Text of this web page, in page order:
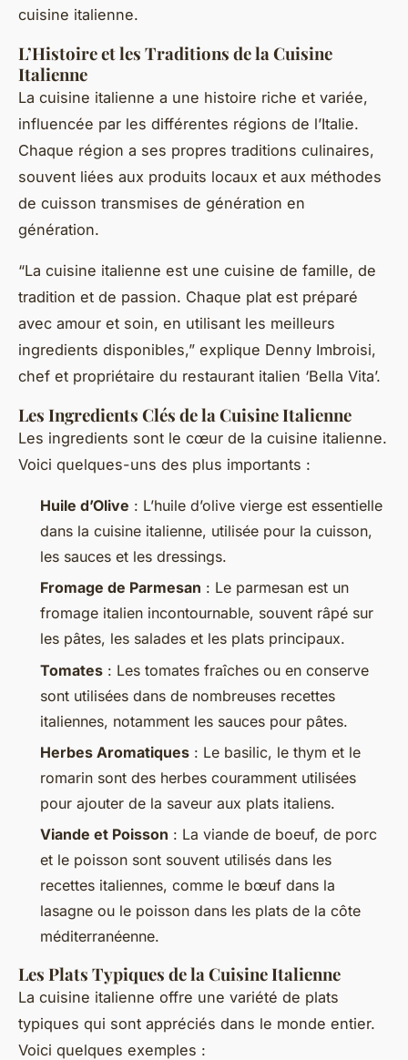
cuisine italienne.
L’Histoire et les Traditions de la Cuisine
Italienne
La cuisine italienne a une histoire riche et variée,
influencée par les différentes régions de l’Italie.
Chaque région a ses propres traditions culinaires,
souvent liées aux produits locaux et aux méthodes
de cuisson transmises de génération en
génération.
“La cuisine italienne est une cuisine de famille, de
tradition et de passion. Chaque plat est préparé
avec amour et soin, en utilisant les meilleurs
ingredients disponibles,” explique Denny Imbroisi,
chef et propriétaire du restaurant italien ‘Bella Vita’.
Les Ingredients Clés de la Cuisine Italienne
Les ingredients sont le cœur de la cuisine italienne.
Voici quelques-uns des plus importants :
Huile d’Olive : L’huile d’olive vierge est essentielle
dans la cuisine italienne, utilisée pour la cuisson,
les sauces et les dressings.
Fromage de Parmesan : Le parmesan est un
fromage italien incontournable, souvent râpé sur
les pâtes, les salades et les plats principaux.
Tomates : Les tomates fraîches ou en conserve
sont utilisées dans de nombreuses recettes
italiennes, notamment les sauces pour pâtes.
Herbes Aromatiques : Le basilic, le thym et le
romarin sont des herbes couramment utilisées
pour ajouter de la saveur aux plats italiens.
Viande et Poisson : La viande de boeuf, de porc
et le poisson sont souvent utilisés dans les
recettes italiennes, comme le bœuf dans la
lasagne ou le poisson dans les plats de la côte
méditerranéenne.
Les Plats Typiques de la Cuisine Italienne
La cuisine italienne offre une variété de plats
typiques qui sont appréciés dans le monde entier.
Voici quelques exemples :